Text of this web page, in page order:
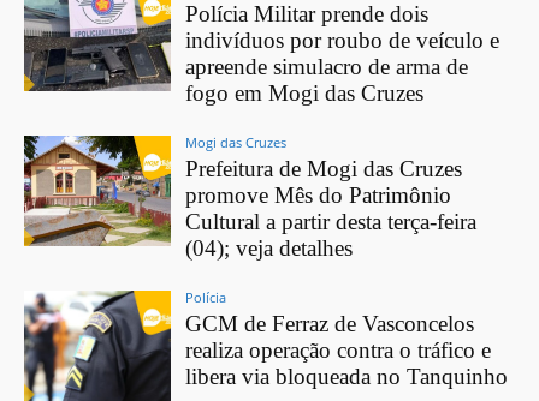
Polícia Militar prende dois
indivíduos por roubo de veículo e
apreende simulacro de arma de
fogo em Mogi das Cruzes
Mogi das Cruzes
Prefeitura de Mogi das Cruzes
promove Mês do Patrimônio
Cultural a partir desta terça-feira
(04); veja detalhes
Polícia
GCM de Ferraz de Vasconcelos
realiza operação contra o tráfico e
libera via bloqueada no Tanquinho